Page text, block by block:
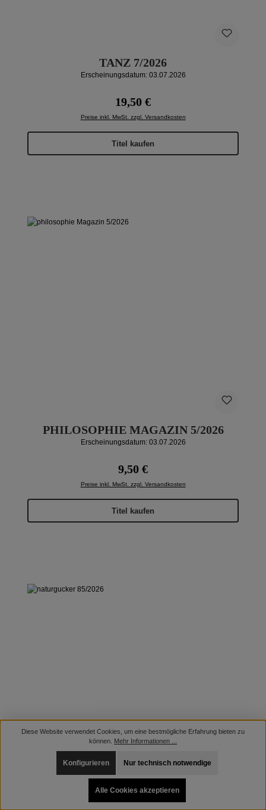
TANZ 7/2026
Erscheinungsdatum: 03.07.2026
Regulärer Preis:
19,50 €
Preise inkl. MwSt. zzgl. Versandkosten
Titel kaufen
PHILOSOPHIE MAGAZIN 5/2026
Erscheinungsdatum: 03.07.2026
Regulärer Preis:
9,50 €
Preise inkl. MwSt. zzgl. Versandkosten
Titel kaufen
NATURGUCKER 85/2026
Diese Website verwendet Cookies, um eine bestmögliche Erfahrung bieten zu
können. Mehr Informationen ...
Nur technisch notwendige
Konfigurieren
Alle Cookies akzeptieren